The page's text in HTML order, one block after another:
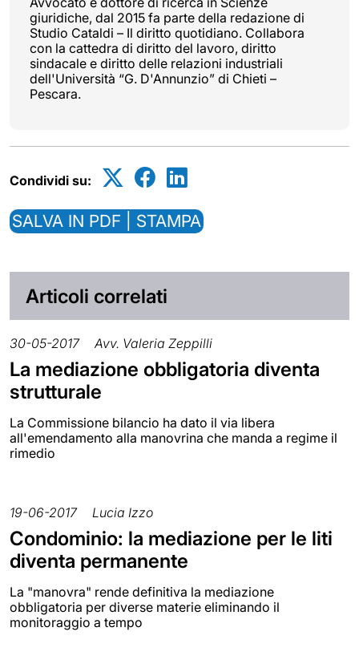
giuridiche, dal 2015 fa parte della redazione di
Studio Cataldi – Il diritto quotidiano. Collabora
con la cattedra di diritto del lavoro, diritto
sindacale e diritto delle relazioni industriali
dell'Università “G. D'Annunzio” di Chieti –
Pescara.
Condividi su:
SALVA IN PDF | STAMPA
Articoli correlati
30-05-2017 Avv. Valeria Zeppilli
La mediazione obbligatoria diventa
strutturale
La Commissione bilancio ha dato il via libera
all'emendamento alla manovrina che manda a regime il
rimedio
19-06-2017 Lucia Izzo
Condominio: la mediazione per le liti
diventa permanente
La "manovra" rende definitiva la mediazione
obbligatoria per diverse materie eliminando il
monitoraggio a tempo